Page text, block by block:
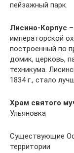
пейзажный парк.
Лисино-Корпус
императорской
построенный по
домик, церковь,
техникума.
1834 г., стало
Храм святого
Ульяновка
Существующие
территории